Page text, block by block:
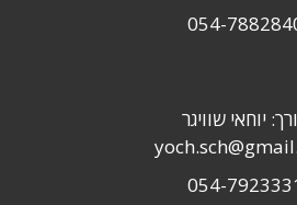
054-
יוחאי שוויגר
054-